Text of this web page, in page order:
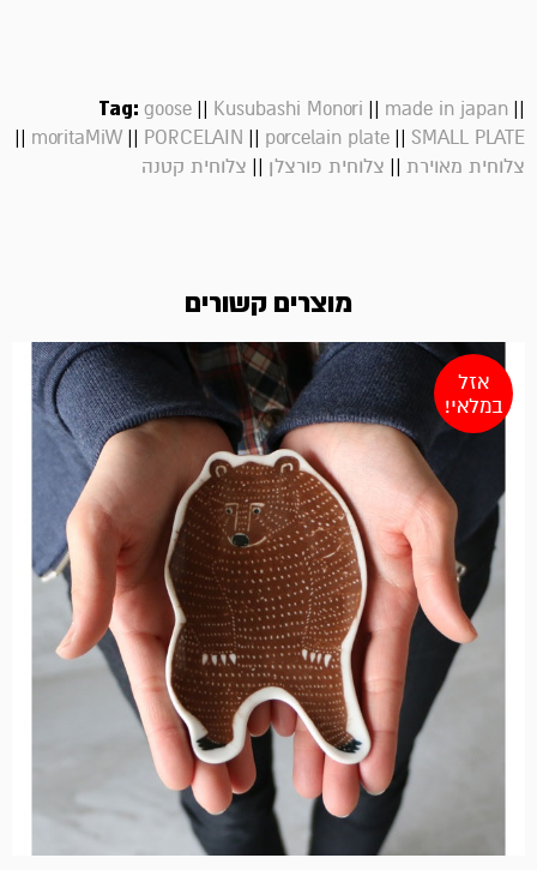
Tag: goose || Kusubashi Monori || made in japan ||
moritaMiW || PORCELAIN || porcelain plate || SMALL PLATE
||
צלוחית מאוירת || צלוחית פורצלן || צלוחית קטנה
מוצרים קשורים
אזל
במלאי!